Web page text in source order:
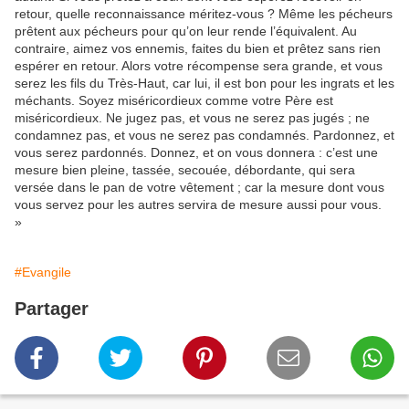
retour, quelle reconnaissance méritez-vous ? Même les pécheurs
prêtent aux pécheurs pour qu’on leur rende l’équivalent. Au
contraire, aimez vos ennemis, faites du bien et prêtez sans rien
espérer en retour. Alors votre récompense sera grande, et vous
serez les fils du Très-Haut, car lui, il est bon pour les ingrats et les
méchants. Soyez miséricordieux comme votre Père est
miséricordieux. Ne jugez pas, et vous ne serez pas jugés ; ne
condamnez pas, et vous ne serez pas condamnés. Pardonnez, et
vous serez pardonnés. Donnez, et on vous donnera : c’est une
mesure bien pleine, tassée, secouée, débordante, qui sera
versée dans le pan de votre vêtement ; car la mesure dont vous
vous servez pour les autres servira de mesure aussi pour vous.
»
#Evangile
Partager